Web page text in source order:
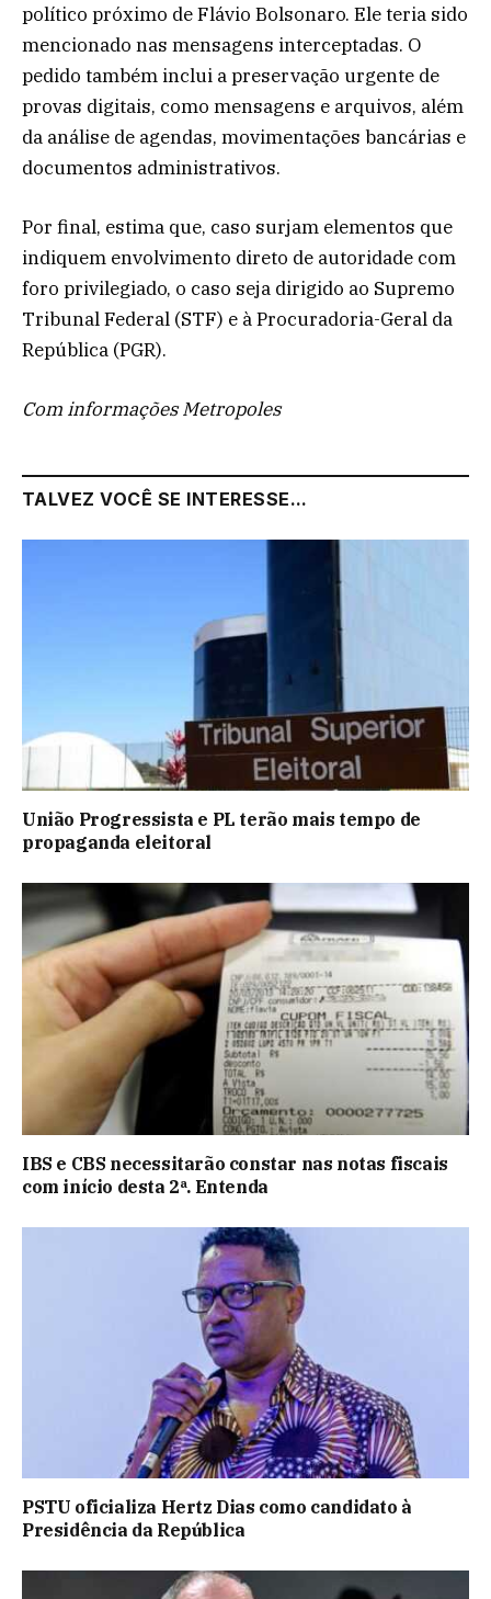
político próximo de Flávio Bolsonaro. Ele teria sido
mencionado nas mensagens interceptadas. O
pedido também inclui a preservação urgente de
provas digitais, como mensagens e arquivos, além
da análise de agendas, movimentações bancárias e
documentos administrativos.
Por final, estima que, caso surjam elementos que
indiquem envolvimento direto de autoridade com
foro privilegiado, o caso seja dirigido ao Supremo
Tribunal Federal (STF) e à Procuradoria-Geral da
República (PGR).
Com informações Metropoles
TALVEZ VOCÊ SE INTERESSE...
União Progressista e PL terão mais tempo de
propaganda eleitoral
IBS e CBS necessitarão constar nas notas fiscais
com início desta 2ª. Entenda
PSTU oficializa Hertz Dias como candidato à
Presidência da República